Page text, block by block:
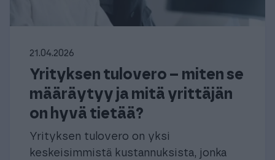
21.04.2026
Yrityksen tulovero – miten se
määräytyy ja mitä yrittäjän
on hyvä tietää?
Yrityksen tulovero on yksi
keskeisimmistä kustannuksista, jonka